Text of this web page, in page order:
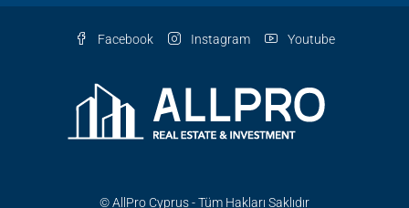
Facebook Instagram Youtube
© AllPro Cyprus - Tüm Hakları Saklıdır